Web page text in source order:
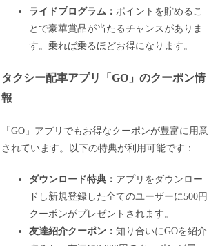
ライドプログラム： ポイントを貯めるこ
とで豪華賞品が当たるチャンスがありま
す。乗れば乗るほどお得になります。
タクシー配車アプリ「GO」のクーポン情
報
「GO」アプリでもお得なクーポンが豊富に用意
されています。以下の特典が利用可能です：
ダウンロード特典： アプリをダウンロー
ドし新規登録した全てのユーザーに500円
クーポンがプレゼントされます。
友達紹介クーポン：知り合いにGOを紹介